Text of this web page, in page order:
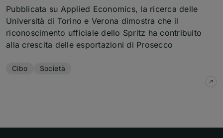
Pubblicata su Applied Economics, la ricerca delle
Università di Torino e Verona dimostra che il
riconoscimento ufficiale dello Spritz ha contribuito
alla crescita delle esportazioni di Prosecco
Cibo Società
su